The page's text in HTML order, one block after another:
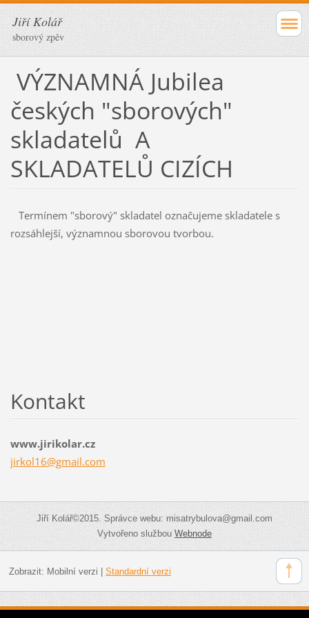
Jiří Kolář
sborový zpěv
VÝZNAMNÁ Jubilea
českých "sborových"
skladatelů A
SKLADATELŮ CIZÍCH
Termínem "sborový" skladatel označujeme skladatele s
rozsáhlejší, významnou sborovou tvorbou.
Kontakt
www.jirikolar.cz
jirkol16@gmail.com
Jiří Kolář©2015. Správce webu: misatrybulova@gmail.com
Vytvořeno službouWebnode
Zobrazit: Mobilní verzi Standardní verzi